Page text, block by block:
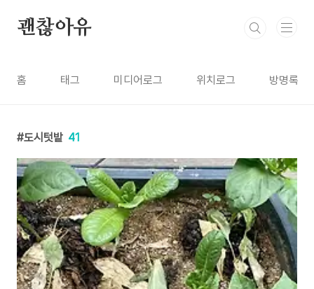
괜찮아유
홈 태그 미디어로그 위치로그 방명록
도시텃밭 41